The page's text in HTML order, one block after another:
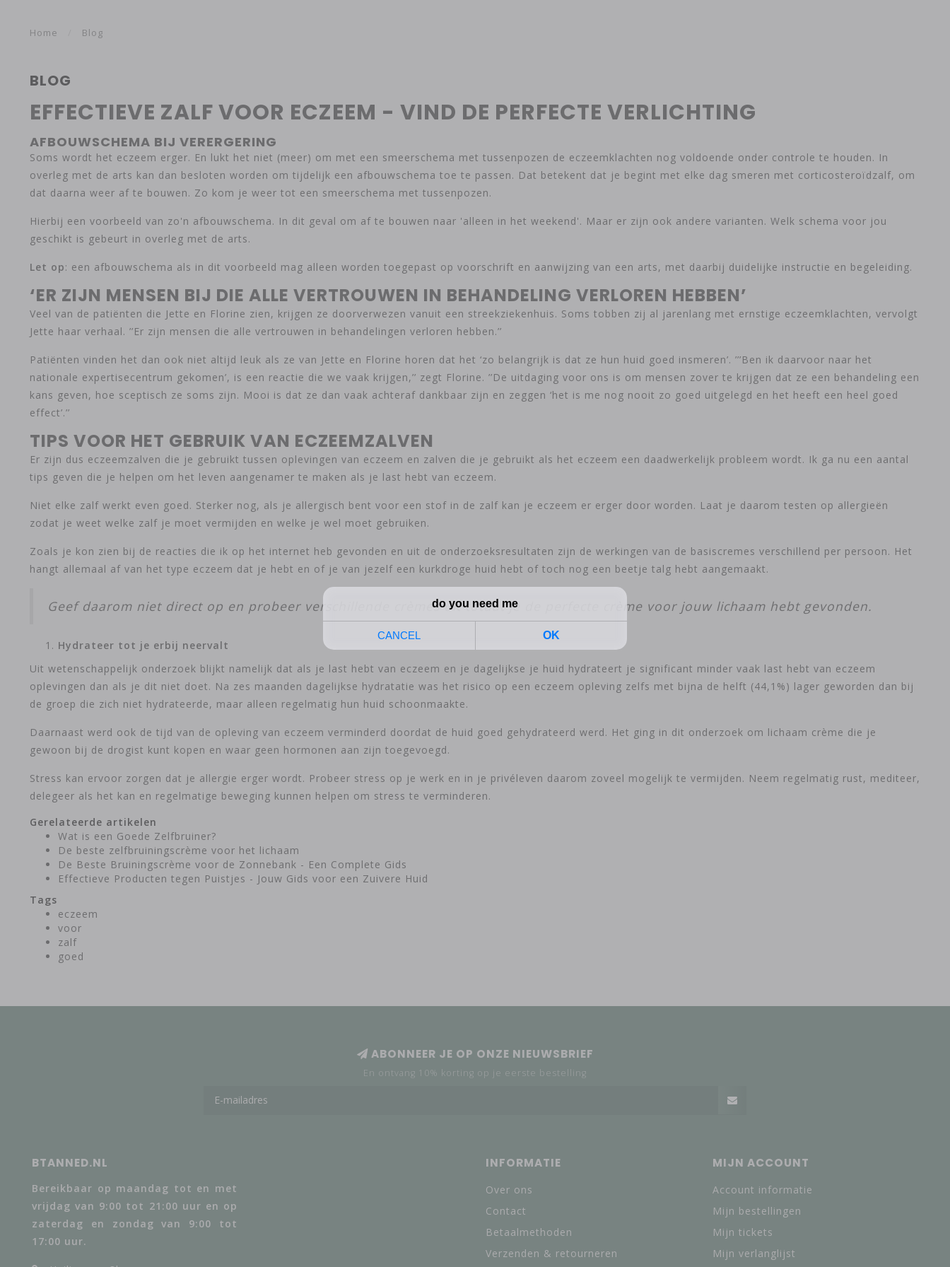
Home Blog
BLOG
EFFECTIEVE ZALF VOOR ECZEEM - VIND DE PERFECTE VERLICHTING
AFBOUWSCHEMA BIJ VERERGERING
Soms wordt het eczeem erger. En lukt het niet (meer) om met een smeerschema met tussenpozen de eczeemklachten nog voldoende onder controle te houden. In
overleg met de arts kan dan besloten worden om tijdelijk een afbouwschema toe te passen. Dat betekent dat je begint met elke dag smeren met corticosteroïdzalf, om
dat daarna weer af te bouwen. Zo kom je weer tot een smeerschema met tussenpozen.
Hierbij een voorbeeld van zo'n afbouwschema. In dit geval om af te bouwen naar 'alleen in het weekend'. Maar er zijn ook andere varianten. Welk schema voor jou
geschikt is gebeurt in overleg met de arts.
Let op: een afbouwschema als in dit voorbeeld mag alleen worden toegepast op voorschrift en aanwijzing van een arts, met daarbij duidelijke instructie en begeleiding.
‘ER ZIJN MENSEN BIJ DIE ALLE VERTROUWEN IN BEHANDELING VERLOREN HEBBEN’
Veel van de patiënten die Jette en Florine zien, krijgen ze doorverwezen vanuit een streekziekenhuis. Soms tobben zij al jarenlang met ernstige eczeemklachten, vervolgt
Jette haar verhaal. ’’Er zijn mensen die alle vertrouwen in behandelingen verloren hebben.’’
Patiënten vinden het dan ook niet altijd leuk als ze van Jette en Florine horen dat het ‘zo belangrijk is dat ze hun huid goed insmeren’. ’’’Ben ik daarvoor naar het
nationale expertisecentrum gekomen’, is een reactie die we vaak krijgen,’’ zegt Florine. ’’De uitdaging voor ons is om mensen zover te krijgen dat ze een behandeling een
kans geven, hoe sceptisch ze soms zijn. Mooi is dat ze dan vaak achteraf dankbaar zijn en zeggen ‘het is me nog nooit zo goed uitgelegd en het heeft een heel goed
effect’.’’
TIPS VOOR HET GEBRUIK VAN ECZEEMZALVEN
Er zijn dus eczeemzalven die je gebruikt tussen oplevingen van eczeem en zalven die je gebruikt als het eczeem een daadwerkelijk probleem wordt. Ik ga nu een aantal
tips geven die je helpen om het leven aangenamer te maken als je last hebt van eczeem.
Niet elke zalf werkt even goed. Sterker nog, als je allergisch bent voor een stof in de zalf kan je eczeem er erger door worden. Laat je daarom testen op allergieën
zodat je weet welke zalf je moet vermijden en welke je wel moet gebruiken.
Zoals je kon zien bij de reacties die ik op het internet heb gevonden en uit de onderzoeksresultaten zijn de werkingen van de basiscremes verschillend per persoon. Het
hangt allemaal af van het type eczeem dat je hebt en of je van jezelf een kurkdroge huid hebt of toch nog een beetje talg hebt aangemaakt.
Geef daarom niet direct op en probeer verschillende crèmes uit totdat je de perfecte crème voor jouw lichaam hebt gevonden.
Hydrateer tot je erbij neervalt
Uit wetenschappelijk onderzoek blijkt namelijk dat als je last hebt van eczeem en je dagelijkse je huid hydrateert je significant minder vaak last hebt van eczeem
oplevingen dan als je dit niet doet. Na zes maanden dagelijkse hydratatie was het risico op een eczeem opleving zelfs met bijna de helft (44,1%) lager geworden dan bij
de groep die zich niet hydrateerde, maar alleen regelmatig hun huid schoonmaakte.
Daarnaast werd ook de tijd van de opleving van eczeem verminderd doordat de huid goed gehydrateerd werd. Het ging in dit onderzoek om lichaam crème die je
gewoon bij de drogist kunt kopen en waar geen hormonen aan zijn toegevoegd.
Stress kan ervoor zorgen dat je allergie erger wordt. Probeer stress op je werk en in je privéleven daarom zoveel mogelijk te vermijden. Neem regelmatig rust, mediteer,
delegeer als het kan en regelmatige beweging kunnen helpen om stress te verminderen.
Gerelateerde artikelen
Wat is een Goede Zelfbruiner?
De beste zelfbruiningscrème voor het lichaam
De Beste Bruiningscrème voor de Zonnebank - Een Complete Gids
Effectieve Producten tegen Puistjes - Jouw Gids voor een Zuivere Huid
Tags
eczeem
voor
zalf
goed
ABONNEER JE OP ONZE NIEUWSBRIEF
En ontvang 10% korting op je eerste bestelling
BTANNED.NL
Bereikbaar op maandag tot en met
vrijdag van 9:00 tot 21:00 uur en op
zaterdag en zondag van 9:00 tot
17:00 uur.
INFORMATIE
Over ons
Contact
Betaalmethoden
Verzenden & retourneren
MIJN ACCOUNT
Account informatie
Mijn bestellingen
Mijn tickets
Mijn verlanglijst